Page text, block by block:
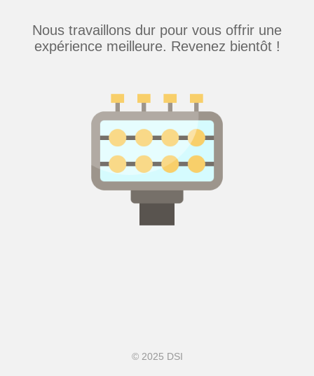
Nous travaillons dur pour vous offrir une
expérience meilleure. Revenez bientôt !
© 2025 DSI